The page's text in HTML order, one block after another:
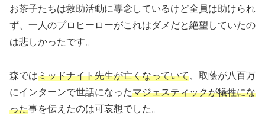
お茶子たちは救助活動に専念しているけど全員は助けられ
ず、一人のプロヒーローがこれはダメだと絶望していたの
は悲しかったです。
森ではミッドナイト先生が亡くなっていて 、取蔭が八百万
にインターンで世話になったマジェスティックが犠牲にな
った事を伝えたのは可哀想でした。